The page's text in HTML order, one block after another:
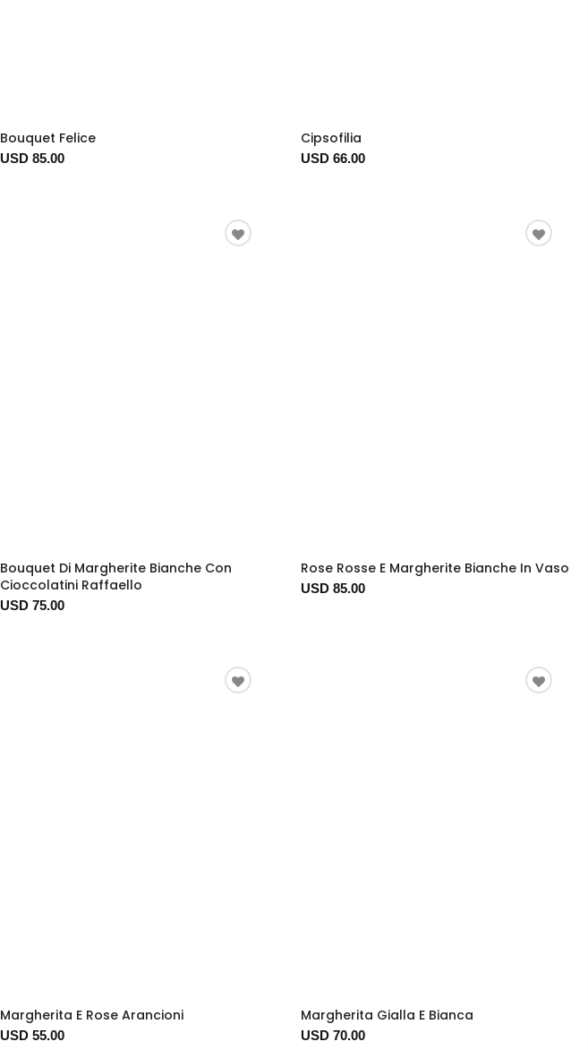
Bouquet Felice
USD 85.00
Cipsofilia
USD 66.00
Bouquet Di Margherite Bianche Con
Cioccolatini Raffaello
USD 75.00
Rose Rosse E Margherite Bianche In Vaso
USD 85.00
Margherita E Rose Arancioni
USD 55.00
Margherita Gialla E Bianca
USD 70.00